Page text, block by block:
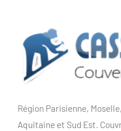
Région Parisienne,
Aquitaine et Sud Est.